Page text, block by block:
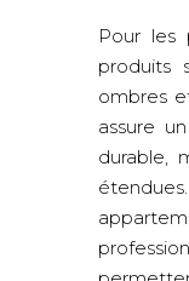
Pour les
produits
ombres
assure
durable,